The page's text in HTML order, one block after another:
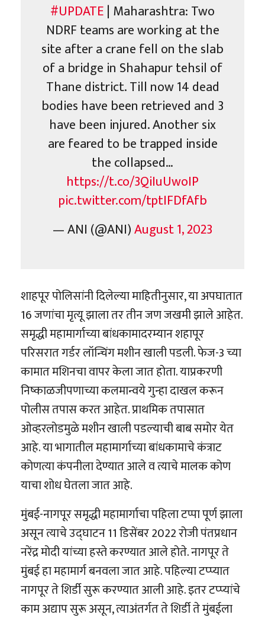
#UPDATE| Maharashtra: Two
NDRF teams are working at the
site after a crane fell on the slab
of a bridge in Shahapur tehsil of
Thane district. Till now 14 dead
bodies have been retrieved and 3
have been injured. Another six
are feared to be trapped inside
the collapsed…
https://t.co/3QiIuUwoIP
pic.twitter.com/tptIFDfAfb
— ANI (@ANI)August 1, 2023
शाहपूर पोलिसांनी दिलेल्या माहितीनुसार, या अपघातात
16 जणांचा मृत्यू झाला तर तीन जण जखमी झाले आहेत.
समृद्धी महामार्गाच्या बांधकामादरम्यान शहापूर
परिसरात गर्डर लॉन्चिंग मशीन खाली पडली. फेज-3 च्या
कामात मशिनचा वापर केला जात होता. याप्रकरणी
निष्काळजीपणाच्या कलमान्वये गुन्हा दाखल करून
पोलीस तपास करत आहेत. प्राथमिक तपासात
ओव्हरलोडमुळे मशीन खाली पडल्याची बाब समोर येत
आहे. या भागातील महामार्गाच्या बांधकामाचे कंत्राट
कोणत्या कंपनीला देण्यात आले व त्याचे मालक कोण
याचा शोध घेतला जात आहे.
मुंबई-नागपूर समृद्धी महामार्गाचा पहिला टप्पा पूर्ण झाला
असून त्याचे उद्घाटन 11 डिसेंबर 2022 रोजी पंतप्रधान
नरेंद्र मोदी यांच्या हस्ते करण्यात आले होते. नागपूर ते
मुंबई हा महामार्ग बनवला जात आहे. पहिल्या टप्प्यात
नागपूर ते शिर्डी सुरू करण्यात आली आहे. इतर टप्प्यांचे
काम अद्याप सुरू असून, त्याअंतर्गत ते शिर्डी ते मुंबईला